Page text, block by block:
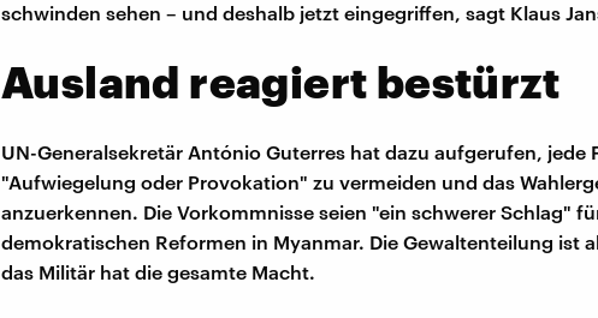
schwinden sehen – und deshalb jetzt eingegriffen, sagt Klaus
Ausland reagiert bestürzt
UN-Generalsekretär António Guterres hat dazu aufgerufen, jede
"Aufwiegelung oder Provokation" zu vermeiden und das
anzuerkennen. Die Vorkommnisse seien "ein schwerer Schlag"
demokratischen Reformen in Myanmar. Die Gewaltenteilung ist
das Militär hat die gesamte Macht.